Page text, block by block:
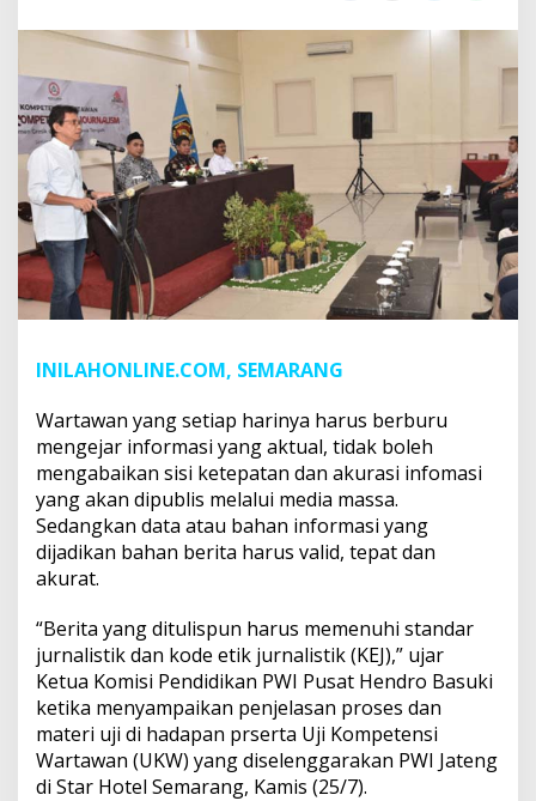
Penulisan
Berita
INILAHONLINE.COM, SEMARANG
Wartawan yang setiap harinya harus berburu
mengejar informasi yang aktual, tidak boleh
mengabaikan sisi ketepatan dan akurasi infomasi
yang akan dipublis melalui media massa.
Sedangkan data atau bahan informasi yang
dijadikan bahan berita harus valid, tepat dan
akurat.
“Berita yang ditulispun harus memenuhi standar
jurnalistik dan kode etik jurnalistik (KEJ),” ujar
Ketua Komisi Pendidikan PWI Pusat Hendro Basuki
ketika menyampaikan penjelasan proses dan
materi uji di hadapan prserta Uji Kompetensi
Wartawan (UKW) yang diselenggarakan PWI Jateng
di Star Hotel Semarang, Kamis (25/7).